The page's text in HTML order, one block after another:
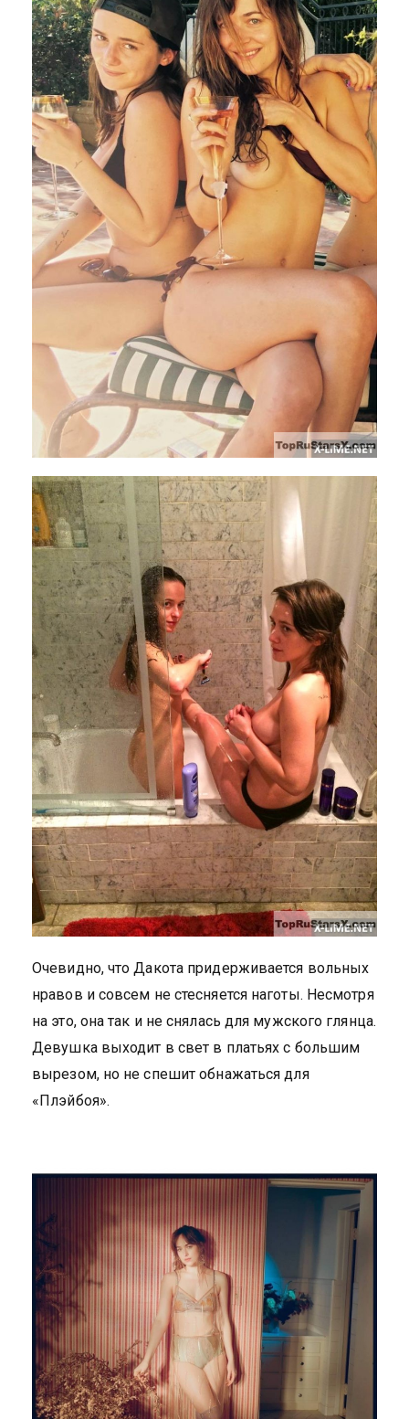
Очевидно, что Дакота придерживается вольных
нравов и совсем не стесняется наготы. Несмотря
на это, она так и не снялась для мужского глянца.
Девушка выходит в свет в платьях с большим
вырезом, но не спешит обнажаться для
«Плэйбоя».